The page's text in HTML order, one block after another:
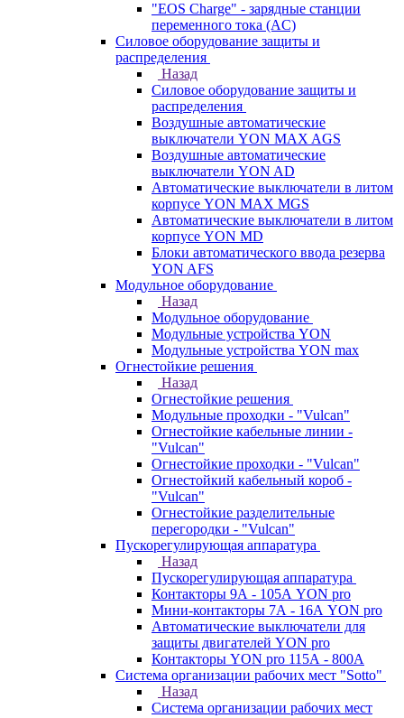
"EOS Charge" - зарядные станции
переменного тока (AC)
Силовое оборудование защиты и
распределения
Назад
Силовое оборудование защиты и
распределения
Воздушные автоматические
выключатели YON MAX AGS
Воздушные автоматические
выключатели YON AD
Автоматические выключатели в литом
корпусе YON MAX MGS
Автоматические выключатели в литом
корпусе YON MD
Блоки автоматического ввода резерва
YON AFS
Модульное оборудование
Назад
Модульное оборудование
Модульные устройства YON
Модульные устройства YON max
Огнестойкие решения
Назад
Огнестойкие решения
Модульные проходки - "Vulcan"
Огнестойкие кабельные линии -
"Vulcan"
Огнестойкие проходки - "Vulcan"
Огнестойкий кабельный короб -
"Vulcan"
Огнестойкие разделительные
перегородки - "Vulcan"
Пускорегулирующая аппаратура
Назад
Пускорегулирующая аппаратура
Контакторы 9А - 105А YON pro
Мини-контакторы 7А - 16А YON pro
Автоматические выключатели для
защиты двигателей YON pro
Контакторы YON pro 115А - 800А
Система организации рабочих мест "Sotto"
Назад
Система организации рабочих мест